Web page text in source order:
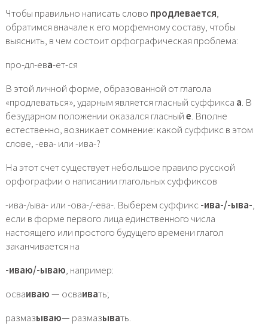
Чтобы правильно написать слово продлевается,
обратимся вначале к его морфемному составу, чтобы
выяснить, в чем состоит орфографическая проблема:
про-дл-ева-ет-ся
В этой личной форме, образованной от глагола
«продлеваться», ударным является гласный суффикса а. В
безударном положении оказался гласныйе. Вполне
естественно, возникает сомнение: какой суффикс в этом
слове, -ева- или -ива-?
На этот счет существует небольшое правило русской
орфографии о написании глагольных суффиксов
-ива-/ыва- или -ова-/-ева-. Выберем суффикс-ива-/-ыва-,
если в форме первого лица единственного числа
настоящего или простого будущего времени глагол
заканчивается на
-иваю/-ываю, например:
осваиваю— осваивать;
размазываю— размазывать.